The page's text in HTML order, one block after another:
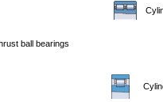
ball bearings